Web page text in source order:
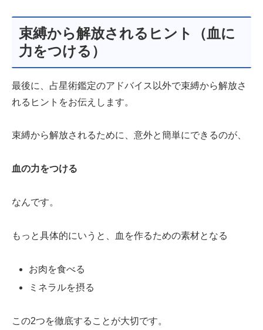
束縛から解放されるヒント（血に
力をつける）
最後に、占星術鑑定のアドバイス以外で束縛から解放さ
れるヒントをお伝えします。
束縛から解放されるために、意外と簡単にできるのが、
血の力をつける
なんです。
もっと具体的にいうと、血を作るための素材となる
お肉を食べる
ミネラルを摂る
この2つを徹底することが大切です。